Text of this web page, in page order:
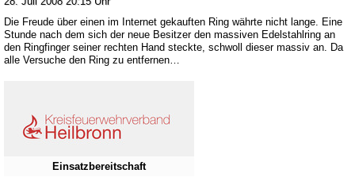
Die Freude über einen im Internet gekauften Ring währte nicht lange. Eine
Stunde nach dem sich der neue Besitzer den massiven Edelstahlring an
den Ringfinger seiner rechten Hand steckte, schwoll dieser massiv an. Da
alle Versuche den Ring zu entfernen…
Einsatzbereitschaft